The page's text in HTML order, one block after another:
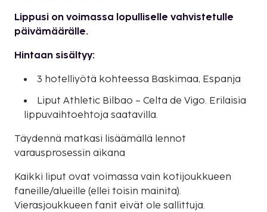
Lippusi on voimassa lopulliselle vahvistetulle
päivämäärälle.
Hintaan sisältyy:
3 hotelliyötä kohteessa Baskimaa, Espanja
Liput Athletic Bilbao – Celta de Vigo. Erilaisia
lippuvaihtoehtoja saatavilla.
Täydennä matkasi lisäämällä lennot
varausprosessin aikana
Kaikki liput ovat voimassa vain kotijoukkueen
faneille/alueille (ellei toisin mainita).
Vierasjoukkueen fanit eivät ole sallittuja.